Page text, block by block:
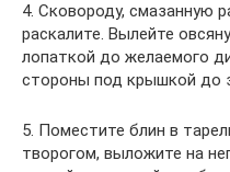
4. Сковороду, смазанную
раскалите. Вылейте
лопаткой до желаемого
стороны под крышкой до
5. Поместите блин в
творогом, выложите на